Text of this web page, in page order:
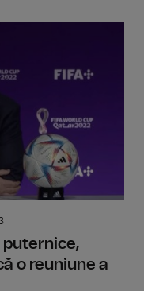
puternice,
o reuniune a